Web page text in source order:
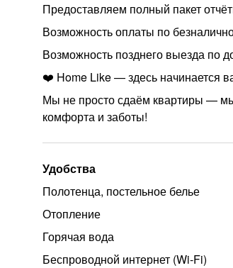
Предоставляем полный пакет
Возможность оплаты по
Возможность позднего выезда по
❤️ Home Like — здесь начинается
Мы не просто сдаём квартиры —
комфорта и заботы!
Удобства
Полотенца, постельное белье
Отопление
Горячая вода
Беспроводной интернет (Wi‑Fi)